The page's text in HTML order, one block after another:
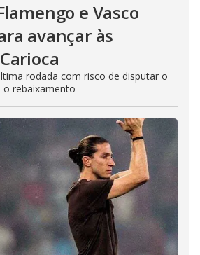
e Vasco
avançar às
rodada com risco de disputar o
o rebaixamento